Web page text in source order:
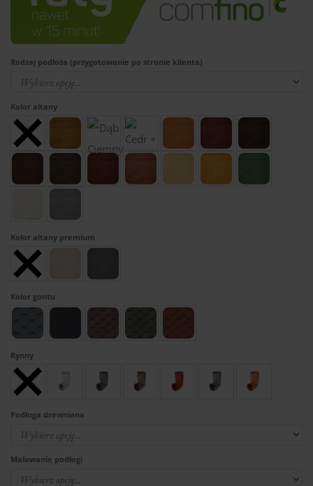
Rodzaj podłoża (przygotowanie po stronie klienta)
Kolor altany
Kolor altany premium
Kolor gontu
Rynny
Podłoga drewniana
Malowanie podłogi